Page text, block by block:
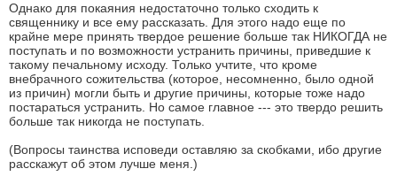
Однако для покаяния недостаточно только сходить к
священнику и все ему рассказать. Для этого надо еще по
крайне мере принять твердое решение больше так НИКОГДА не
поступать и по возможности устранить причины, приведшие к
такому печальному исходу. Только учтите, что кроме
внебрачного сожительства (которое, несомненно, было одной
из причин) могли быть и другие причины, которые тоже надо
постараться устранить. Но самое главное --- это твердо решить
больше так никогда не поступать.
(Вопросы таинства исповеди оставляю за скобками, ибо другие
расскажут об этом лучше меня.)